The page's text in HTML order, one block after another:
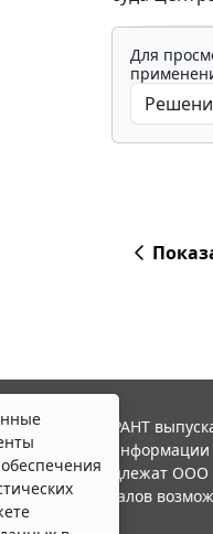
Для
Система ГАРАНТ
правовой информации
принадлежат
материалов